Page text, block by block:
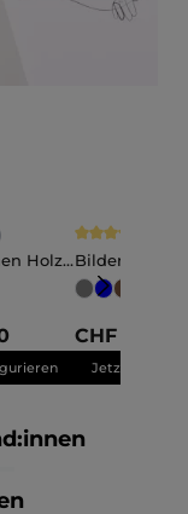
5 Sternen
Bewertung von 5
Holz
Nele
CHF 13.79
Jetzt